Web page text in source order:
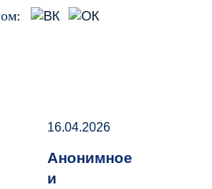
16.04.2026
Анонимное
и